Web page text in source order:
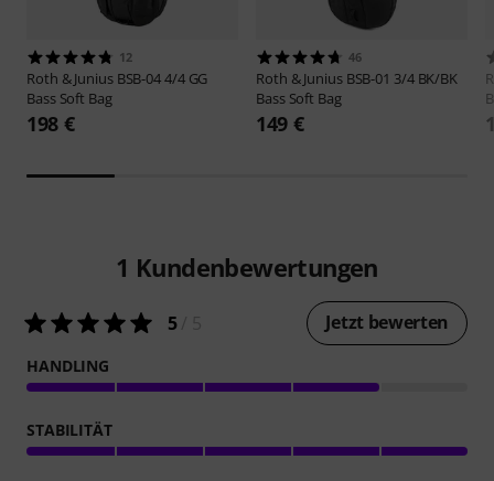
12
Roth & Junius BSB-04 4/4 GG
Bass Soft Bag
198 €
46
Roth & Junius BSB-01 3/4 BK/BK
Bass Soft Bag
149 €
1 Kundenbewertungen
5/ 5 Jetzt bewerten
HANDLING
STABILITÄT